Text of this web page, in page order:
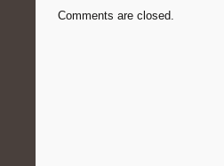
Comments are closed.